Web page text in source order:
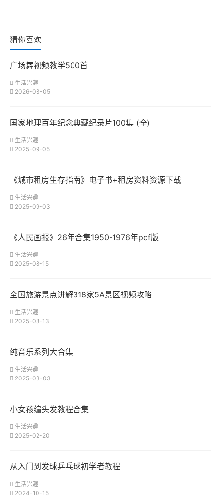
猜你喜欢
广场舞视频教学500首
生活兴趣
2026-03-05
国家地理百年纪念典藏纪录片100集 (全)
生活兴趣
2025-09-05
《城市租房生存指南》电子书+租房资料资源下载
生活兴趣
2025-09-03
《人民画报》26年合集1950-1976年pdf版
生活兴趣
2025-08-15
全国旅游景点讲解318家5A景区视频攻略
生活兴趣
2025-08-13
纯音乐系列大合集
生活兴趣
2025-03-03
小女孩编头发教程合集
生活兴趣
2025-02-20
从入门到发球乒乓球初学者教程
生活兴趣
2024-10-15